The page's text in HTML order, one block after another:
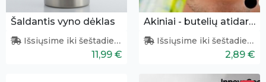
Šaldantis vyno dėklas
Išsiųsime iki šeštadienio
11,99 €
Akiniai - butelių atidarytuvas
Išsiųsime iki šeštadienio
2,89 €